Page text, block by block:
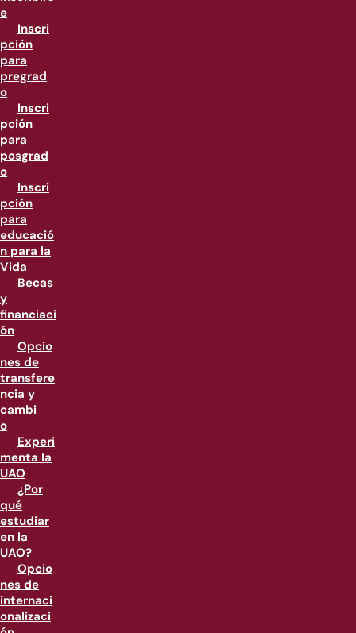
e
Inscri
pción
para
pregrad
o
Inscri
pción
para
posgrad
o
Inscri
pción
para
educació
n para la
Vida
Becas
y
financiaci
ón
Opcio
nes de
transfere
ncia y
cambi
o
Experi
menta la
UAO
¿Por
qué
estudiar
en la
UAO?
Opcio
nes de
internaci
onalizaci